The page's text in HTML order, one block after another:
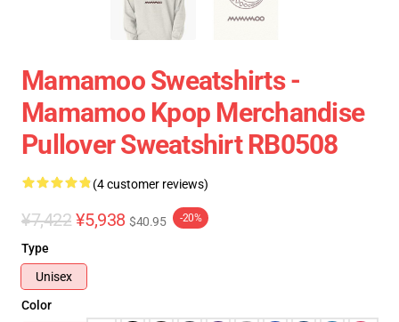
Mamamoo Sweatshirts -
Mamamoo Kpop Merchandise
Pullover Sweatshirt RB0508
(4 customer reviews)
¥7,422 ¥5,938 $40.95 -20%
Type
Unisex
Color